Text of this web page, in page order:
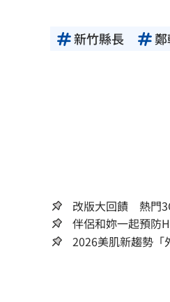
新竹縣長
改版大回饋 熱門
伴侶和妳一起預防
2026美肌新趨勢「